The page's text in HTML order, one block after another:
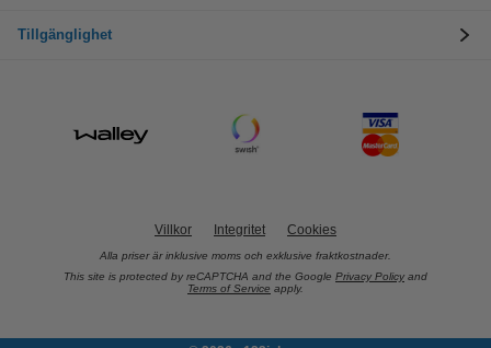
Tillgänglighet
Villkor Integritet Cookies
Alla priser är inklusive moms och exklusive fraktkostnader.
This site is protected by reCAPTCHA and the Google Privacy Policy and
Terms of Service apply.